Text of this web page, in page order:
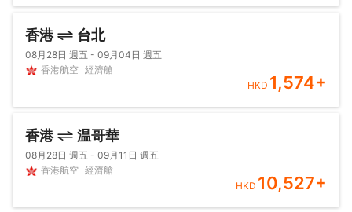
香港 台北
08月28日 週五 - 09月04日 週五
香港航空 經濟艙
HKD 1,574+
香港 温哥華
08月28日 週五 - 09月11日 週五
香港航空 經濟艙
HKD 10,527+